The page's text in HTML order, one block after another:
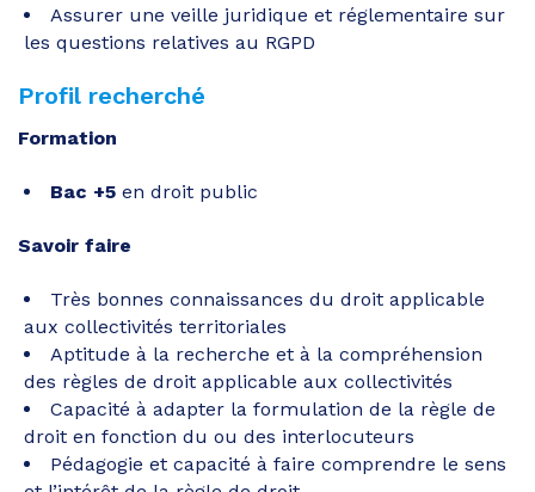
Assurer une veille juridique et réglementaire sur
les questions relatives au RGPD
Profil recherché
Formation
Bac +5 en droit public
Savoir faire
Très bonnes connaissances du droit applicable
aux collectivités territoriales
Aptitude à la recherche et à la compréhension
des règles de droit applicable aux collectivités
Capacité à adapter la formulation de la règle de
droit en fonction du ou des interlocuteurs
Pédagogie et capacité à faire comprendre le sens